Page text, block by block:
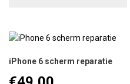
iPhone 6 scherm reparatie